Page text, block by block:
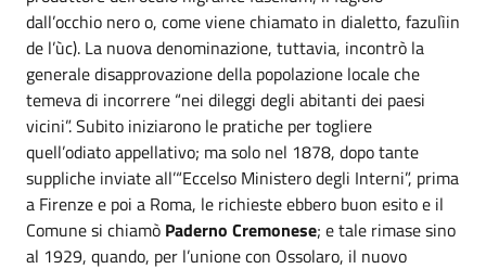
dall’occhio nero o, come viene chiamato in dialetto, fazulìin
de l’ùc). La nuova denominazione, tuttavia, incontrò la
generale disapprovazione della popolazione locale che
temeva di incorrere “nei dileggi degli abitanti dei paesi
vicini”. Subito iniziarono le pratiche per togliere
quell’odiato appellativo; ma solo nel 1878, dopo tante
suppliche inviate all’“Eccelso Ministero degli Interni”, prima
a Firenze e poi a Roma, le richieste ebbero buon esito e il
Comune si chiamò Paderno Cremonese; e tale rimase sino
al 1929, quando, per l’unione con Ossolaro, il nuovo